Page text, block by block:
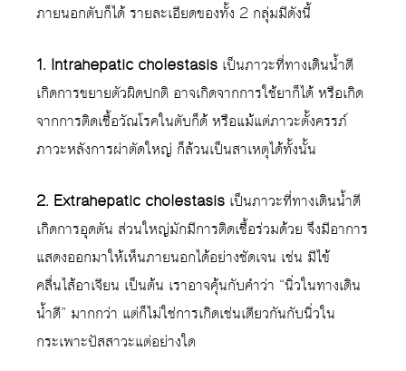
ภายนอกตับก็ได้ รายละเอียดของทั้ง 2 กลุ่มมีดังนี้
1. Intrahepatic cholestasis เป็นภาวะที่ทางเดินน้ำดี
เกิดการขยายตัวผิดปกติ อาจเกิดจากการใช้ยาก็ได้ หรือเกิด
จากการติดเชื้อวัณโรคในตับก็ด้ หรือแม้แต่ภาวะตั้งครรภ์
ภาวะหลังการผ่าตัดใหญ่ ก็ล้วนเป็นสาเหตุได้ทั้งนั้น
2. Extrahepatic cholestasis เป็นภาวะที่ทางเดินน้ำดี
เกิดการอุดตัน ส่วนใหญ่มักมีการติดเชื้อร่วมด้วย จึงมีอาการ
แสดงออกมาให้เห็นภายนอกได้อย่างชัดเจน เช่น มีไข้
คลื่นไส้อาเจียน เป็นต้น เราอาจคุ้นกับคำว่า “นิ่วในทางเดิน
น้ำดี” มากกว่า แต่ก็ไม่ใช่การเกิดเช่นเดียวกันกับนิ่วใน
กระเพาะปัสสาวะแต่อย่างใด